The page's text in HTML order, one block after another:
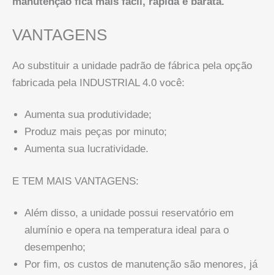
VANTAGENS
Ao substituir a unidade padrão de fábrica pela opção
fabricada pela INDUSTRIAL 4.0 você:
Aumenta sua produtividade;
Produz mais peças por minuto;
Aumenta sua lucratividade.
E TEM MAIS VANTAGENS:
Além disso, a unidade possui reservatório em
alumínio e opera na temperatura ideal para o
desempenho;
Por fim, os custos de manutenção são menores, já